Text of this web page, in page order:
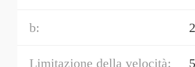
b:
Limitazione della velocità: